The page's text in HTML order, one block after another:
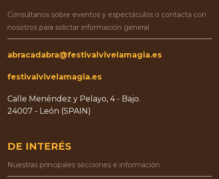
Consúltanos sobre eventos y espectáculos o contacta con
nosotros para solictar información general
abracadabra@festivalvivelamagia.es
festivalvivelamagia.es
Calle Menéndez y Pelayo, 4 - Bajo.
24007 - León (SPAIN)
DE INTERÉS
Nuestras principales secciones e información